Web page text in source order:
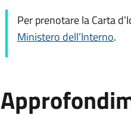
Per prenotare la Carta
Ministero dell’Interno.